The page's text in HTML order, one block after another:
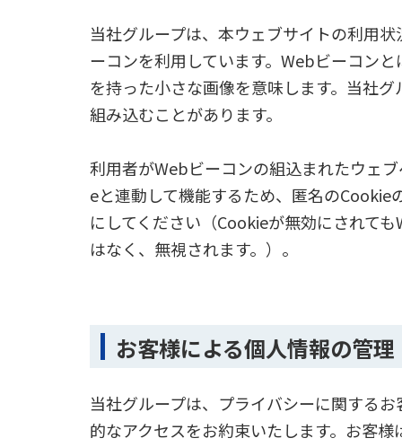
当社グループは、本ウェブサイトの利用
ーコンを利用しています。Webビーコン
を持った小さな画像を意味します。当社
組み込むことがあります。
利用者がWebビーコンの組込まれたウェ
eと連動して機能するため、匿名の
にしてください（Cookieが無効にされて
はなく、無視されます。）。
お客様による個人情報の管理
当社グループは、プライバシーに関する
的なアクセスをお約束いたします。お客